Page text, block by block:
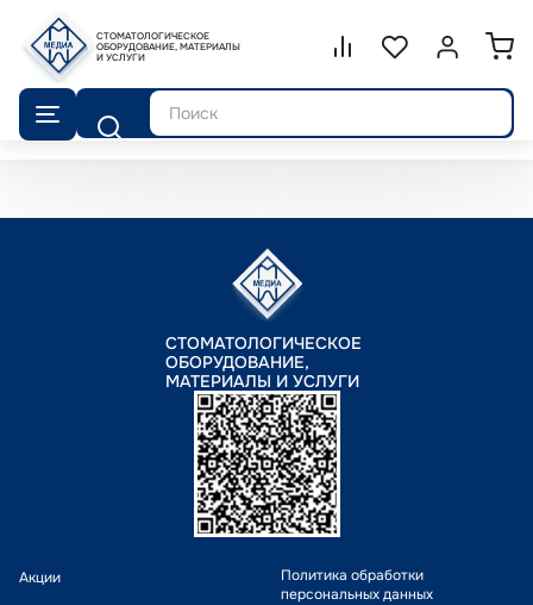
СТОМАТОЛОГИЧЕСКОЕ
ОБОРУДОВАНИЕ, МАТЕРИАЛЫ
И УСЛУГИ
Сравнение.
СписокВойти или
Поиск
СТОМАТОЛОГИЧЕСКОЕ
ОБОРУДОВАНИЕ,
МАТЕРИАЛЫ И УСЛУГИ
Акции
Политика обработки
персональных данных